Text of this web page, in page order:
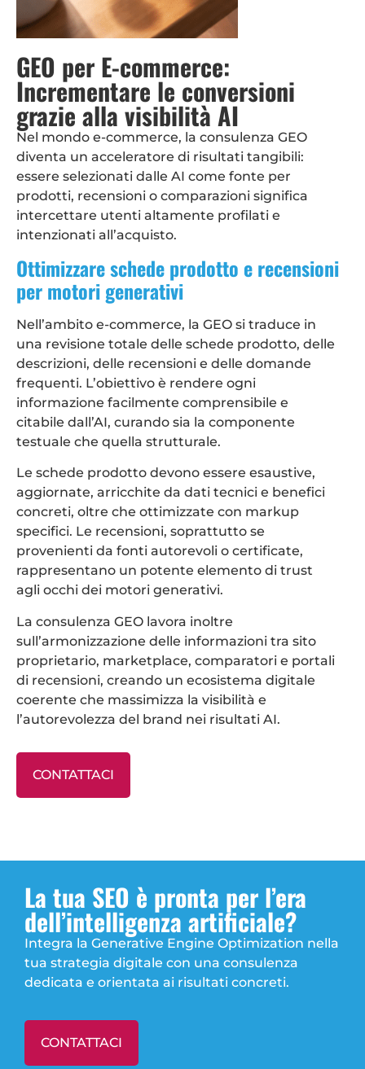
GEO per E-commerce:
Incrementare le conversioni
grazie alla visibilità AI
Nel mondo e-commerce, la consulenza GEO
diventa un acceleratore di risultati tangibili:
essere selezionati dalle AI come fonte per
prodotti, recensioni o comparazioni significa
intercettare utenti altamente profilati e
intenzionati all’acquisto.
Ottimizzare schede prodotto e recensioni
per motori generativi
Nell’ambito e-commerce, la GEO si traduce in
una revisione totale delle schede prodotto, delle
descrizioni, delle recensioni e delle domande
frequenti. L’obiettivo è rendere ogni
informazione facilmente comprensibile e
citabile dall’AI, curando sia la componente
testuale che quella strutturale.
Le schede prodotto devono essere esaustive,
aggiornate, arricchite da dati tecnici e benefici
concreti, oltre che ottimizzate con markup
specifici. Le recensioni, soprattutto se
provenienti da fonti autorevoli o certificate,
rappresentano un potente elemento di trust
agli occhi dei motori generativi.
La consulenza GEO lavora inoltre
sull’armonizzazione delle informazioni tra sito
proprietario, marketplace, comparatori e portali
di recensioni, creando un ecosistema digitale
coerente che massimizza la visibilità e
l’autorevolezza del brand nei risultati AI.
CONTATTACI
La tua SEO è pronta per l’era
dell’intelligenza artificiale?
Integra la Generative Engine Optimization nella
tua strategia digitale con una consulenza
dedicata e orientata ai risultati concreti.
CONTATTACI